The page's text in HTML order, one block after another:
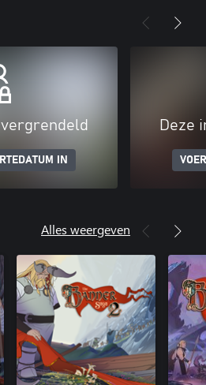
IN
Deze
Alles weergeven